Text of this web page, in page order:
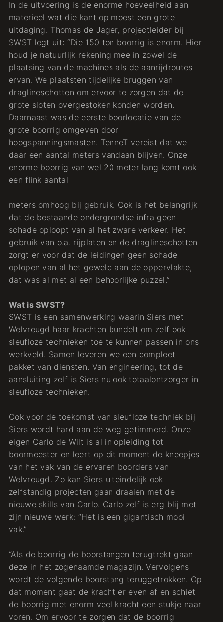
In de uitvoering is de enorme hoeveelheid aan
materieel wat die kant op moest een grote
uitdaging. Thomas de Jager, projectleider bij
SWST legt uit: “Die 150 ton boorrig is enorm. Hier
houd je natuurlijk rekening mee in zowel de
plaatsing van de machines als de aanrijdroutes
ervan. We plaatsten tijdelijke bruggen van
draglineschotten om ervoor te zorgen dat de
grote sloten overgestoken konden worden.
Daarnaast was de eerste boorlocatie van de
grote boorrig omgeven door
hoogspanningsmasten. TenneT vereist dat we
daar een aantal meters vandaan blijven. Onze
enorme boorrig van wel 20 meter lang komt ook
een flink aantal
meters omhoog bij gebruik. Ook is het belangrijk
dat de bestaande ondergrondse infra geen
schade oploopt van al het zware verkeer. Het
gebruik van o.a. rijplaten en de draglineschotten
zorgt er voor dat de leidingen geen schade
oplopen van al het geweld aan de oppervlakte,
dat was al met al een behoorlijke puzzel.”
Wat is SWST?
SWST is een samenwerking waarin Siers met
Welvreugd haar krachten bundelt om zelf ook
sleufloze technieken toe te kunnen passen in ons
werkveld. Samen leveren we een compleet
pakket van diensten. Van engineering, tot de
aansluiting zelf is Siers nu ook totaalontzorger in
sleufloze technieken.
Ook voor de toekomst van sleufloze techniek bij
Siers wordt hard aan de weg getimmerd. Onze
eigen Carlo de Wilt is al in opleiding tot
boormeester en leert op dit moment de kneepjes
van het vak van de ervaren boorders van
Welvreugd. Zo kan Siers uiteindelijk ook
zelfstandig projecten gaan draaien met de
nieuwe skills van Carlo. Carlo zelf is erg blij met
zijn nieuwe werk: “Het is een gigantisch mooi
vak.”
“Als de boorrig de boorstangen terugtrekt gaan
deze in het zogenaamde magazijn. Vervolgens
wordt de volgende boorstang teruggetrokken. Op
dat moment gaat de kracht er even af en schiet
de boorrig met enorm veel kracht een stukje naar
voren. Om ervoor te zorgen dat de boorrig